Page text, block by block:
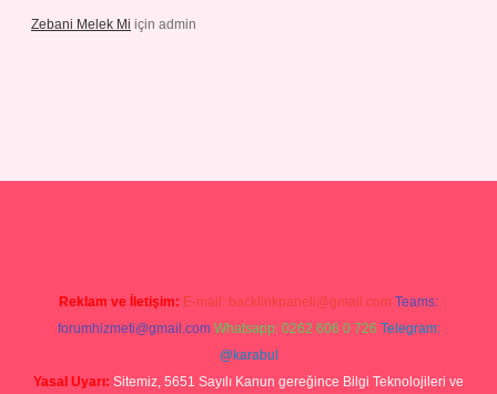
Zebani Melek Mi için admin
Reklam ve İletişim: E-mail: backlinkpaneli@gmail.com Teams:
forumhizmeti@gmail.com Whatsapp: 0262 606 0 726 Telegram:
@karabul
Yasal Uyarı: Sitemiz, 5651 Sayılı Kanun gereğince Bilgi Teknolojileri ve